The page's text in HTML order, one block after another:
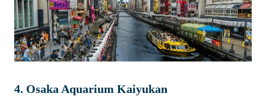
4. Osaka Aquarium Kaiyukan